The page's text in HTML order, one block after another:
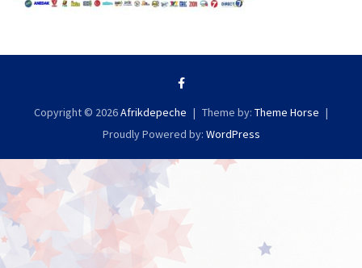
Copyright © 2026Afrikdepeche Theme by: Theme Horse
Proudly Powered by: WordPress